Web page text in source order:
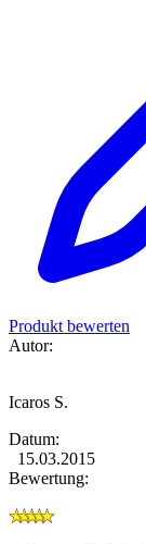
Produkt bewerten
Autor:
Icaros S.
Datum:
15.03.2015
Bewertung: